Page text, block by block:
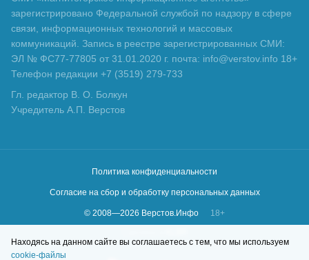
зарегистрировано Федеральной службой по надзору в сфере
связи, информационных технологий и массовых
коммуникаций. Запись в реестре зарегистрированных СМИ:
ЭЛ № ФС77-77805 от 31.01.2020 г. почта: info@verstov.info 18+
Телефон редакции +7 (3519) 279-733
Гл. редактор В. О. Болкун
Учредитель А.П. Верстов
Политика конфиденциальности
Согласие на сбор и обработку персональных данных
© 2008—2026 Верстов.Инфо
18+
Находясь на данном сайте вы соглашаетесь с тем, что мы используем
cookie-файлы